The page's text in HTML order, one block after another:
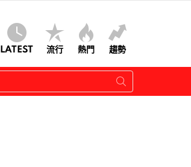
LATEST 流行 熱門 趨勢